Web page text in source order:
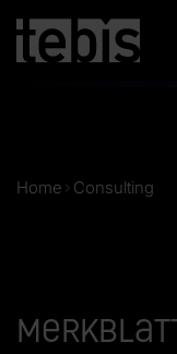
Home Consulting